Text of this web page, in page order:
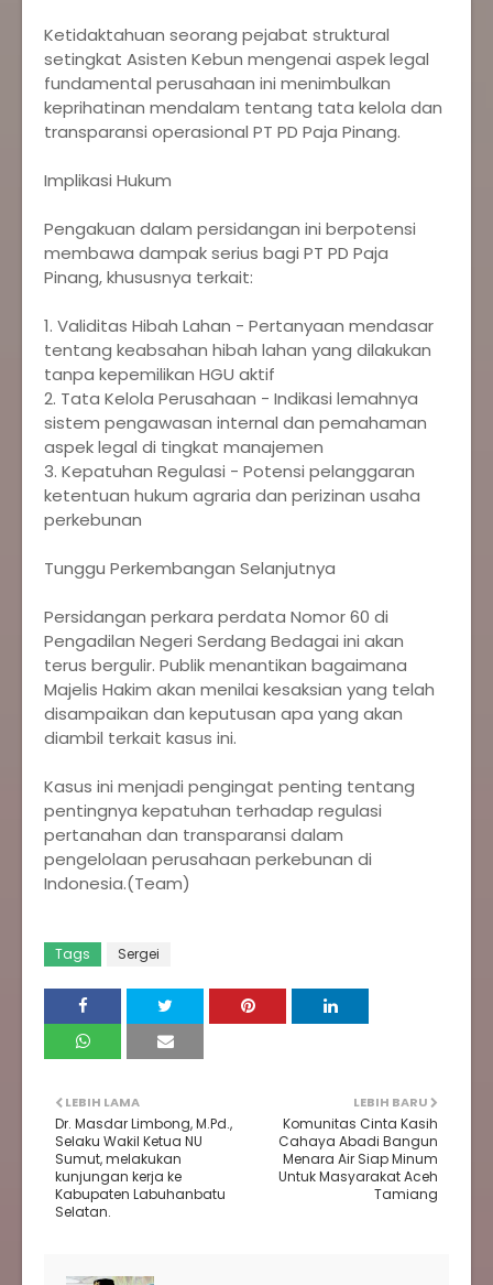
‎Ketidaktahuan seorang pejabat struktural
setingkat Asisten Kebun mengenai aspek legal
fundamental perusahaan ini menimbulkan
keprihatinan mendalam tentang tata kelola dan
transparansi operasional PT PD Paja Pinang.
‎Implikasi Hukum
‎Pengakuan dalam persidangan ini berpotensi
membawa dampak serius bagi PT PD Paja
Pinang, khususnya terkait:
‎1. Validitas Hibah Lahan - Pertanyaan mendasar
tentang keabsahan hibah lahan yang dilakukan
tanpa kepemilikan HGU aktif
‎2. Tata Kelola Perusahaan - Indikasi lemahnya
sistem pengawasan internal dan pemahaman
aspek legal di tingkat manajemen
‎3. Kepatuhan Regulasi - Potensi pelanggaran
ketentuan hukum agraria dan perizinan usaha
perkebunan
‎Tunggu Perkembangan Selanjutnya
‎Persidangan perkara perdata Nomor 60 di
Pengadilan Negeri Serdang Bedagai ini akan
terus bergulir. Publik menantikan bagaimana
Majelis Hakim akan menilai kesaksian yang telah
disampaikan dan keputusan apa yang akan
diambil terkait kasus ini.
‎Kasus ini menjadi pengingat penting tentang
pentingnya kepatuhan terhadap regulasi
pertanahan dan transparansi dalam
pengelolaan perusahaan perkebunan di
Indonesia.(Team)
Tags Sergei
LEBIH BARU
Komunitas Cinta Kasih
Cahaya Abadi Bangun
Menara Air Siap Minum
Untuk Masyarakat Aceh
Tamiang
LEBIH LAMA
Dr. Masdar Limbong, M.Pd.,
Selaku Wakil Ketua NU
Sumut, melakukan
kunjungan kerja ke
Kabupaten Labuhanbatu
Selatan.